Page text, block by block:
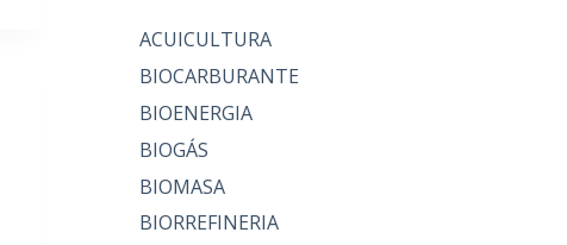
ACUICULTURA
BIOCARBURANTE
BIOENERGIA
BIOGÁS
BIOMASA
BIORREFINERIA